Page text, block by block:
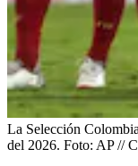
La Selección
del 2026. Foto: AP //